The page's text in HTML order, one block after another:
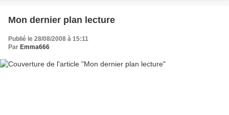
Mon dernier plan lecture
Publié le 28/08/2008 à 15:11
Par Emma666